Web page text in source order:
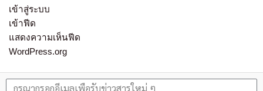
เข้าสู่ระบบ
เข้าฟีด
แสดงความเห็นฟีด
WordPress.org